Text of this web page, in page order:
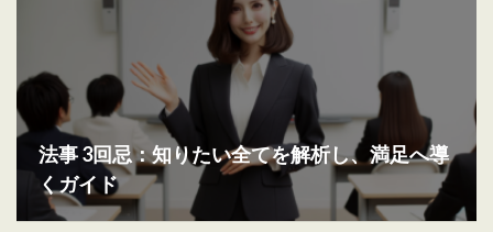
法事 3回忌：知りたい全てを解析し、満足へ導
くガイド